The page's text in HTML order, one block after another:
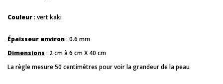
Couleur: vert kaki
Épaisseur environ: 0.6 mm
Dimensions : 2 cm à 6 cm X 40 cm
La règle mesure 50 centimètres pour voir la grandeur de la peau